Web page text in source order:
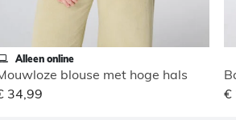
Alleen online
blouse met hoge hals
34,99
€